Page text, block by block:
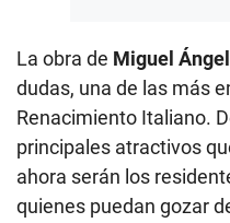
La obra de Miguel
dudas, una de las más
Renacimiento Italiano.
principales atractivos
ahora serán los
quienes puedan gozar